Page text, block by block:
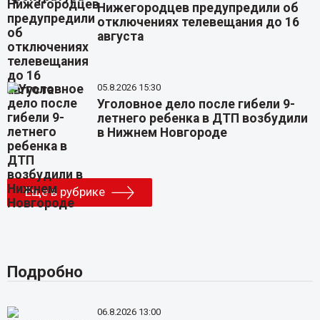
Нижегородцев предупредили об
отключениях телевещания до 16
августа
05.8.2026 15:30
Уголовное дело после гибели 9-
летнего ребенка в ДТП возбудили
в Нижнем Новгороде
Еще в рубрике
Подробно
06.8.2026 13:00